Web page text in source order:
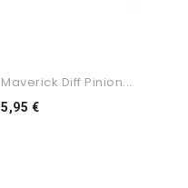
Maverick Diff Pinion...
5,95 €Preço